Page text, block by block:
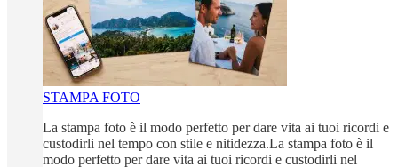
STAMPA FOTO
La stampa foto è il modo perfetto per dare vita ai tuoi ricordi e
custodirli nel tempo con stile e nitidezza.La stampa foto è il
modo perfetto per dare vita ai tuoi ricordi e custodirli nel